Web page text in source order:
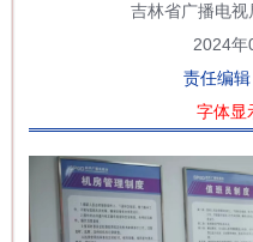
吉林省广播电
2024
责任编辑
字体显